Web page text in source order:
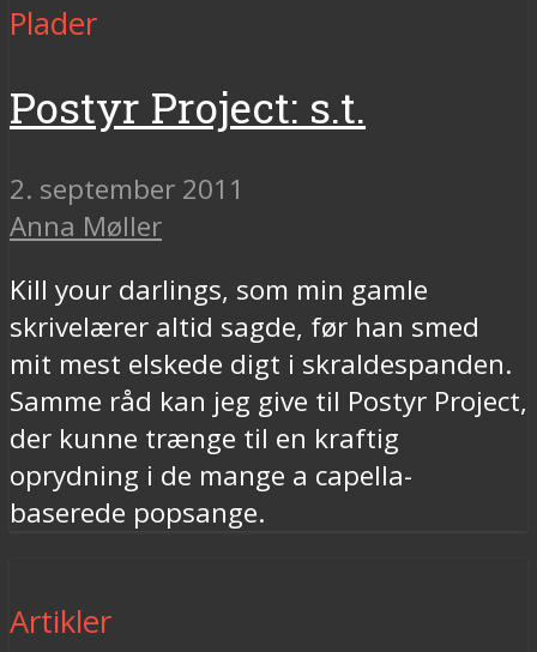
Plader
Postyr Project: s.t.
2. september 2011
Anna Møller
Kill your darlings, som min gamle
skrivelærer altid sagde, før han smed
mit mest elskede digt i skraldespanden.
Samme råd kan jeg give til Postyr Project,
der kunne trænge til en kraftig
oprydning i de mange a capella-
baserede popsange.
Artikler